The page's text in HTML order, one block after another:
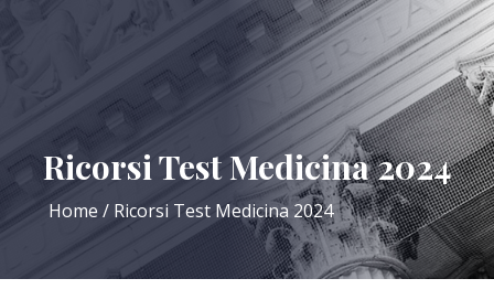
Ricorsi Test Medicina 2024
Home Ricorsi Test Medicina 2024